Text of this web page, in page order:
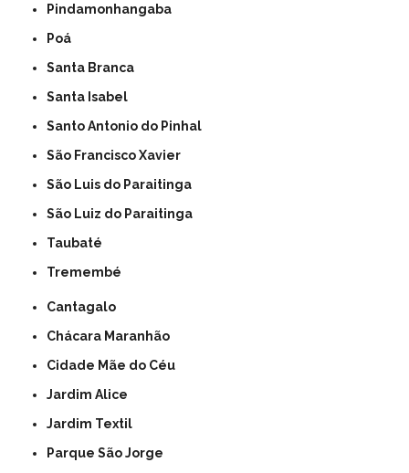
Pindamonhangaba
Poá
Santa Branca
Santa Isabel
Santo Antonio do Pinhal
São Francisco Xavier
São Luis do Paraitinga
São Luiz do Paraitinga
Taubaté
Tremembé
Cantagalo
Chácara Maranhão
Cidade Mãe do Céu
Jardim Alice
Jardim Textil
Parque São Jorge